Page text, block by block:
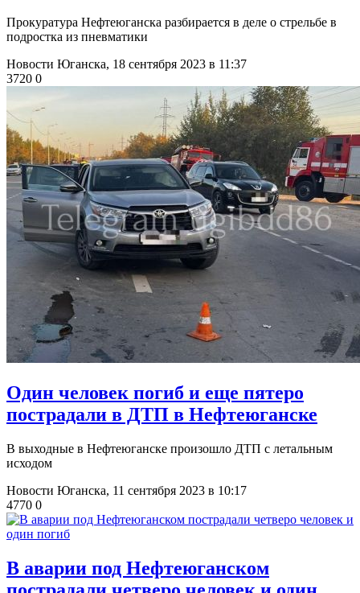
Прокуратура Нефтеюганска разбирается в деле о стрельбе в
подростка из пневматики
Новости Юганска, 18 сентября 2023 в 11:37
3720 0
Один человек погиб и еще пятеро
пострадали в ДТП в Нефтеюганске
В выходные в Нефтеюганске произошло ДТП с летальным
исходом
Новости Юганска, 11 сентября 2023 в 10:17
4770 0
В аварии под Нефтеюганском